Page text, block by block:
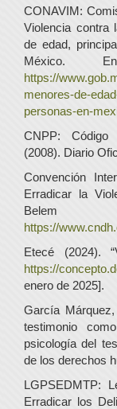
CONAVIM:
Violencia contra
de edad,
México.
https://
menores-de-
personas-en-
CNPP: Código
(2008). Diario
Convención
Erradicar la
Belem
https://
Etecé (2024).
https://
enero de 2025].
García
testimonio
psicología del
de los derechos
LGPSEDMTP:
Erradicar los